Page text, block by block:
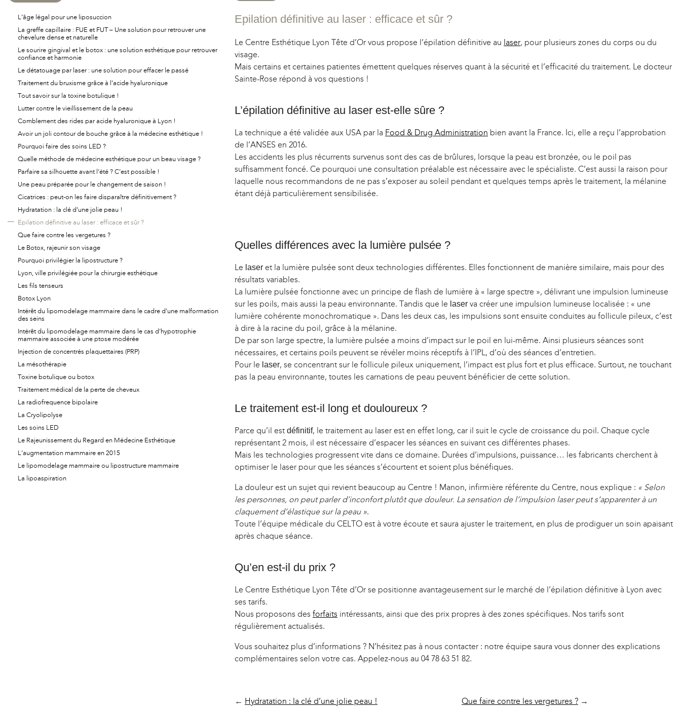
Epilation définitive au laser : efficace et sûr ?
Le Centre Esthétique Lyon Tête d’Or vous propose l’épilation définitive au laser, pour plusieurs zones du corps ou du
visage.
Mais certains et certaines patientes émettent quelques réserves quant à la sécurité et l’efficacité du traitement. Le docteur
Sainte-Rose répond à vos questions !
L’épilation définitive au laser est-elle sûre ?
La technique a été validée aux USA par la Food & Drug Administration bien avant la France. Ici, elle a reçu l’approbation
de l’ANSES en 2016.
Les accidents les plus récurrents survenus sont des cas de brûlures, lorsque la peau est bronzée, ou le poil pas
suffisamment foncé. Ce pourquoi une consultation préalable est nécessaire avec le spécialiste. C’est aussi la raison pour
laquelle nous recommandons de ne pas s’exposer au soleil pendant et quelques temps après le traitement, la mélanine
étant déjà particulièrement sensibilisée.
Quelles différences avec la lumière pulsée ?
Le laseret la lumière pulsée sont deux technologies différentes. Elles fonctionnent de manière similaire, mais pour des
résultats variables.
La lumière pulsée fonctionne avec un principe de flash de lumière à « large spectre », délivrant une impulsion lumineuse
sur les poils, mais aussi la peau environnante. Tandis que le laserva créer une impulsion lumineuse localisée : « une
lumière cohérente monochromatique ». Dans les deux cas, les impulsions sont ensuite conduites au follicule pileux, c’est
à dire à la racine du poil, grâce à la mélanine.
De par son large spectre, la lumière pulsée a moins d’impact sur le poil en lui-même. Ainsi plusieurs séances sont
nécessaires, et certains poils peuvent se révéler moins réceptifs à l’IPL, d’où des séances d’entretien.
Pour le laser, se concentrant sur le follicule pileux uniquement, l’impact est plus fort et plus efficace. Surtout, ne touchant
pas la peau environnante, toutes les carnations de peau peuvent bénéficier de cette solution.
Le traitement est-il long et douloureux ?
Parce qu’il est définitif, le traitement au laser est en effet long, car il suit le cycle de croissance du poil. Chaque cycle
représentant 2 mois, il est nécessaire d’espacer les séances en suivant ces différentes phases.
Mais les technologies progressent vite dans ce domaine. Durées d’impulsions, puissance… les fabricants cherchent à
optimiser le laser pour que les séances s’écourtent et soient plus bénéfiques.
La douleur est un sujet qui revient beaucoup au Centre ! Manon, infirmière référente du Centre, nous explique : « Selon
les personnes, on peut parler d’inconfort plutôt que douleur. La sensation de l’impulsion laser peut s’apparenter à un
claquement d’élastique sur la peau ».
Toute l’équipe médicale du CELTO est à votre écoute et saura ajuster le traitement, en plus de prodiguer un soin apaisant
après chaque séance.
Qu’en est-il du prix ?
Le Centre Esthétique Lyon Tête d’Or se positionne avantageusement sur le marché de l’épilation définitive à Lyon avec
ses tarifs.
Nous proposons des forfaits intéressants, ainsi que des prix propres à des zones spécifiques. Nos tarifs sont
régulièrement actualisés.
Vous souhaitez plus d’informations ? N’hésitez pas à nous contacter : notre équipe saura vous donner des explications
complémentaires selon votre cas. Appelez-nous au 04 78 63 51 82.
← Hydratation : la clé d’une jolie peau ! Que faire contre les vergetures ?→
L’âge légal pour une liposuccion
La greffe capillaire : FUE et FUT – Une solution pour retrouver une
chevelure dense et naturelle
Le sourire gingival et le botox : une solution esthétique pour retrouver
confiance et harmonie
Le détatouage par laser : une solution pour effacer le passé
Traitement du bruxisme grâce à l’acide hyaluronique
Tout savoir sur la toxine botulique !
Lutter contre le vieillissement de la peau
Comblement des rides par acide hyaluronique à Lyon !
Avoir un joli contour de bouche grâce à la médecine esthétique !
Pourquoi faire des soins LED ?
Quelle méthode de médecine esthétique pour un beau visage ?
Parfaire sa silhouette avant l’été ? C’est possible !
Une peau préparée pour le changement de saison !
Cicatrices : peut-on les faire disparaître définitivement ?
Hydratation : la clé d’une jolie peau !
Epilation définitive au laser : efficace et sûr ?
Que faire contre les vergetures ?
Le Botox, rajeunir son visage
Pourquoi privilégier la lipostructure ?
Lyon, ville privilégiée pour la chirurgie esthétique
Les fils tenseurs
Botox Lyon
Intérêt du lipomodelage mammaire dans le cadre d’une malformation
des seins
Intérêt du lipomodelage mammaire dans le cas d’hypotrophie
mammaire associée à une ptose modérée
Injection de concentrés plaquettaires (PRP)
La mésothérapie
Toxine botulique ou botox
Traitement médical de la perte de cheveux
La radiofrequence bipolaire
La Cryolipolyse
Les soins LED
Le Rajeunissement du Regard en Médecine Esthétique
L’augmentation mammaire en 2015
Le lipomodelage mammaire ou lipostructure mammaire
La lipoaspiration